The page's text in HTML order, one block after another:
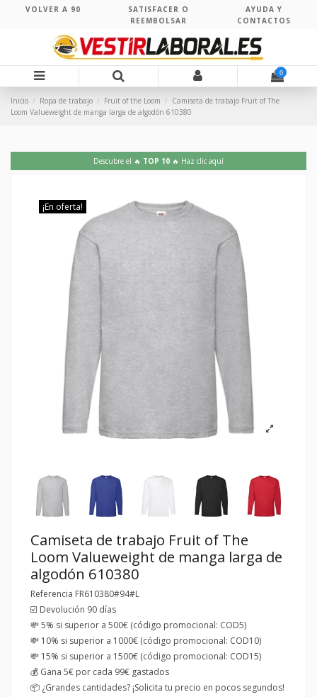
VOLVER A 90
SATISFACER O
REEMBOLSAR
AYUDA Y
CONTACTOS
0
Inicio Ropa de trabajo Fruit of the Loom
Camiseta de trabajo Fruit of The
Loom Valueweight de manga larga de algodón 610380
Descubre el 🔥 TOP 10 🔥 Haz clic aquí
¡En oferta!
Camiseta de trabajo Fruit of The
Loom Valueweight de manga larga de
algodón 610380
Referencia FR610380#94#L
☑️ Devolución 90 días
💸 5% si superior a 500€ (código promocional: COD5)
💸 10% si superior a 1000€ (código promocional: COD10)
💸 15% si superior a 1500€ (código promocional: COD15)
💰 Gana 5€ por cada 99€ gastados
📦 ¿Grandes cantidades? ¡Solicita tu precio en pocos segundos!